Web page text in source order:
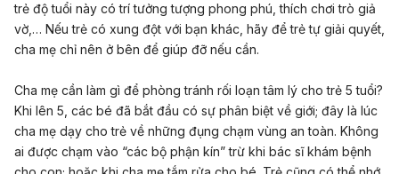
trẻ độ tuổi này có trí tưởng tượng phong phú, thích chơi trò giả
vờ,… Nếu trẻ có xung đột với bạn khác, hãy để trẻ tự giải quyết,
cha mẹ chỉ nên ở bên để giúp đỡ nếu cần.
Cha mẹ cần làm gì để phòng tránh rối loạn tâm lý cho trẻ 5 tuổi?
Khi lên 5, các bé đã bắt đầu có sự phân biệt về giới; đây là lúc
cha mẹ dạy cho trẻ về những đụng chạm vùng an toàn. Không
ai được chạm vào “các bộ phận kín” trừ khi bác sĩ khám bệnh